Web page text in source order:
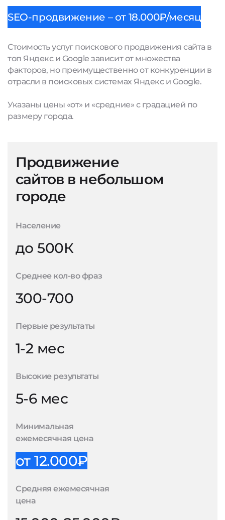
SEO-продвижение – от 18.000₽/месяц
Стоимость услуг поискового продвижения сайта в
топ Яндекс и Google зависит от множества
факторов, но преимущественно от конкуренции в
отрасли в поисковых системах Яндекс и Google.
Указаны цены «от» и «средние» с градацией по
размеру города.
Продвижение
сайтов в небольшом
городе
Население
до 500К
Среднее кол-во фраз
300-700
Первые результаты
1-2 мес
Высокие результаты
5-6 мес
Минимальная
ежемесячная цена
от 12.000₽
Средняя ежемесячная
цена